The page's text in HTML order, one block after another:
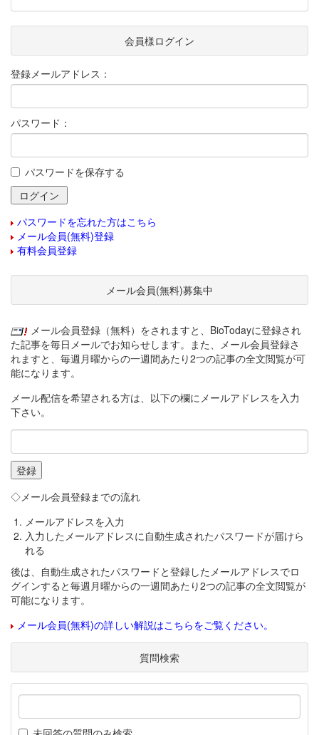
会員様ログイン
登録メールアドレス：
パスワード：
パスワードを保存する
パスワードを忘れた方はこちら
メール会員(無料)登録
有料会員登録
メール会員(無料)募集中
メール会員登録（無料）をされますと、BioTodayに登録され
た記事を毎日メールでお知らせします。また、メール会員登録さ
れますと、毎週月曜からの一週間あたり2つの記事の全文閲覧が可
能になります。
メール配信を希望される方は、以下の欄にメールアドレスを入力
下さい。
◇メール会員登録までの流れ
メールアドレスを入力
入力したメールアドレスに自動生成されたパスワードが届けら
れる
後は、自動生成されたパスワードと登録したメールアドレスでロ
グインすると毎週月曜からの一週間あたり2つの記事の全文閲覧が
可能になります。
メール会員(無料)の詳しい解説はこちらをご覧ください。
質問検索